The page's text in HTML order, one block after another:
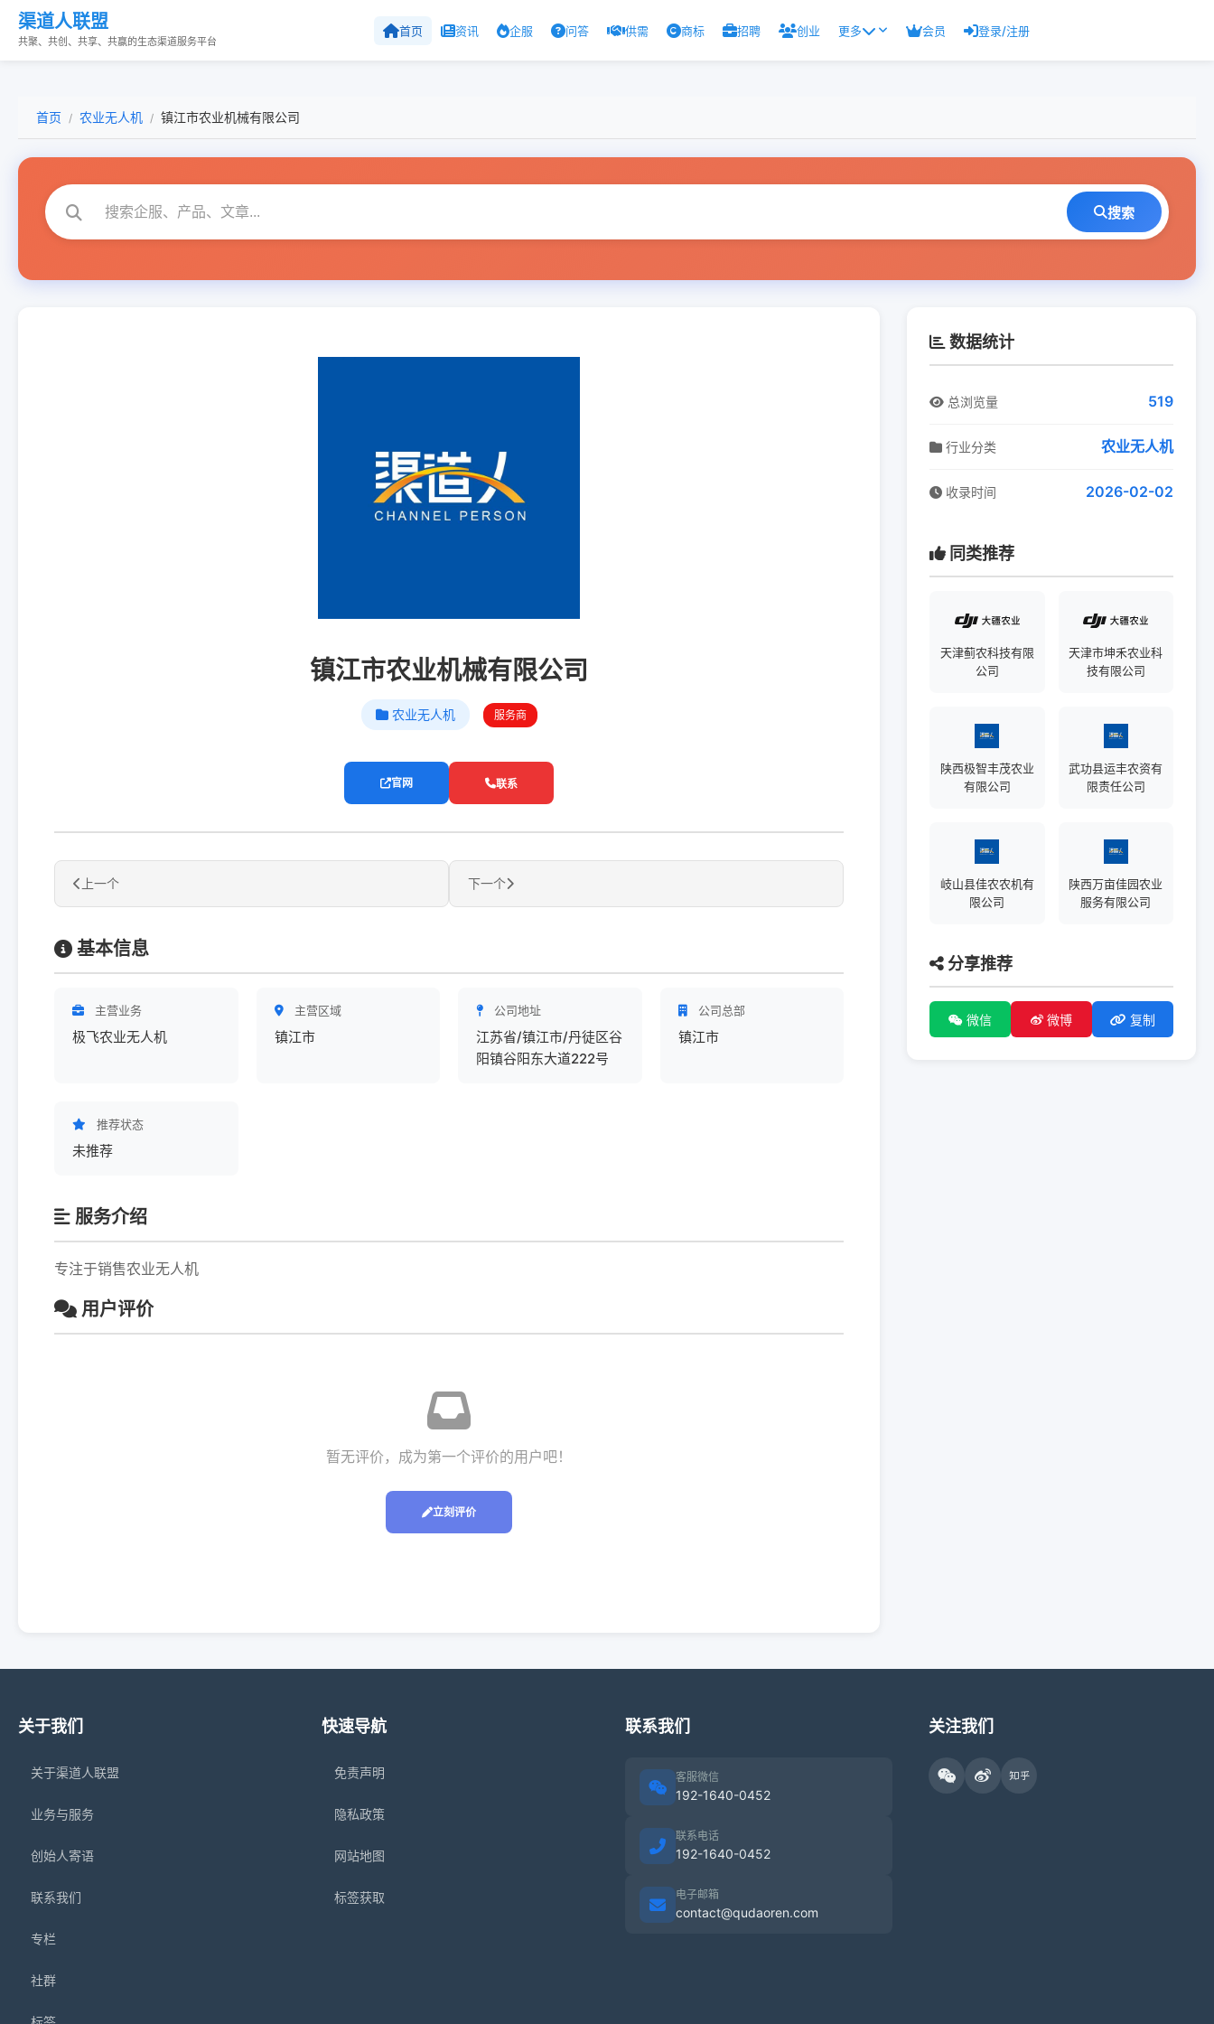
渠道人联盟
共聚、共创、共享、共赢的生态渠道服务平台
首页 资讯 企服 问答 供需 商标 招聘 创业 更多 会员 登录/注册
首页 / 农业无人机 / 镇江市农业机械有限公司
搜索
镇江市农业机械有限公司
农业无人机 服务商
官网 联系
上一个 下一个
基本信息
主营业务
极飞农业无人机
主营区域
镇江市
公司地址
江苏省/镇江市/丹徒区谷
阳镇谷阳东大道222号
公司总部
镇江市
推荐状态
未推荐
服务介绍
专注于销售农业无人机
用户评价
暂无评价，成为第一个评价的用户吧！
立刻评价
数据统计
总浏览量 519
行业分类 农业无人机
收录时间 2026-02-02
同类推荐
天津蓟农科技有限
公司
天津市坤禾农业科
技有限公司
陕西极智丰茂农业
有限公司
武功县运丰农资有
限责任公司
岐山县佳农农机有
限公司
陕西万亩佳园农业
服务有限公司
分享推荐
微信 微博 复制
关于我们
关于渠道人联盟
业务与服务
创始人寄语
联系我们
专栏
社群
快速导航
免责声明
隐私政策
网站地图
标签获取
联系我们
客服微信
192-1640-0452
联系电话
192-1640-0452
电子邮箱
contact@qudaoren.com
关注我们